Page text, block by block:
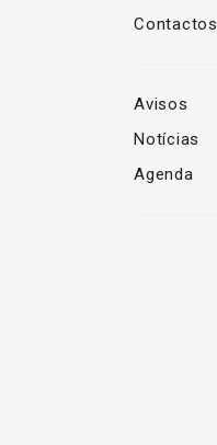
Contactos
Avisos
Notícias
Agenda